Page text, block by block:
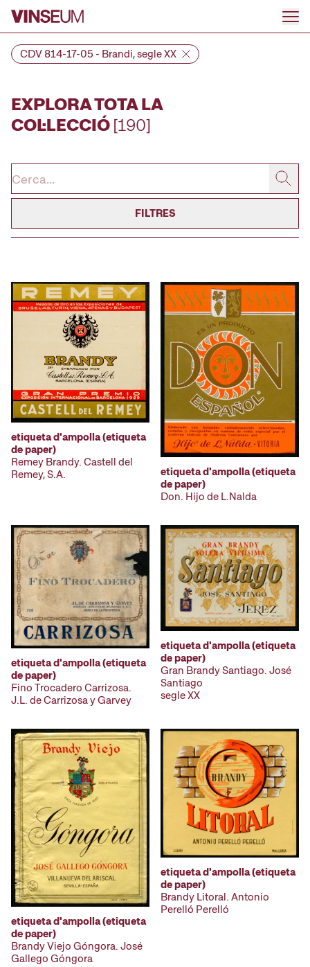
Anar al contingut
CDV 814-17-05 - Brandi, segle XX
EXPLORA TOTA LA
COL·LECCIÓ[190]
FILTRES
etiqueta d'ampolla (etiqueta
de paper)
Remey Brandy. Castell del
Remey, S.A.
etiqueta d'ampolla (etiqueta
de paper)
Don. Hijo de L.Nalda
etiqueta d'ampolla (etiqueta
de paper)
Fino Trocadero Carrizosa.
J.L. de Carrizosa y Garvey
etiqueta d'ampolla (etiqueta
de paper)
Gran Brandy Santiago. José
Santiago
segle XX
etiqueta d'ampolla (etiqueta
de paper)
Brandy Viejo Góngora. José
Gallego Góngora
etiqueta d'ampolla (etiqueta
de paper)
Brandy Litoral. Antonio
Perelló Perelló